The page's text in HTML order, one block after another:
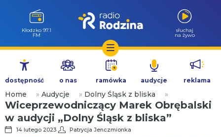
Przejdź
treści
Kłodzko 97.1
FM
słuchaj
na żywo
dostępność o nas ramówka audycje reklama
Home » Audycje » Dolny Śląsk z bliska »
Wiceprzewodniczący Marek Obrębalski
w audycji „Dolny Śląsk z bliska”
14 lutego 2023 Patrycja Jenczmionka